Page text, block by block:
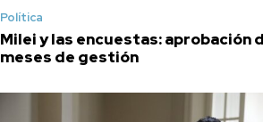
Política
Milei y las encuestas: aprobación
meses de gestión